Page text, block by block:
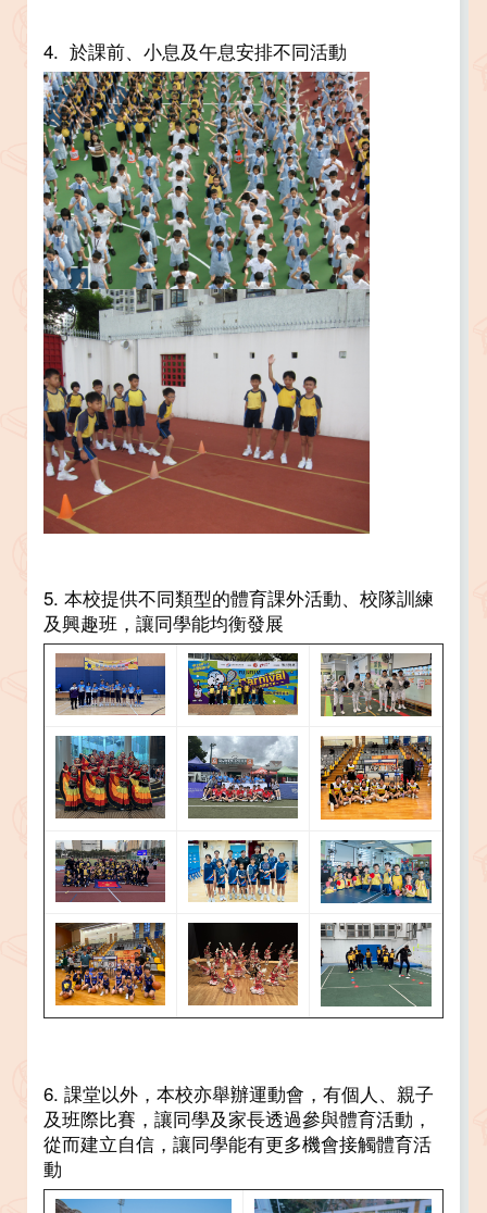
4. 於課前、小息及午息安排不同活動
5. 本校提供不同類型的體育課外活動、校隊訓練
及興趣班，讓同學能均衡發展
6. 課堂以外，本校亦舉辦運動會，有個人、親子
及班際比賽，讓同學及家長透過參與體育活動，
從而建立自信，讓同學能有更多機會接觸體育活
動